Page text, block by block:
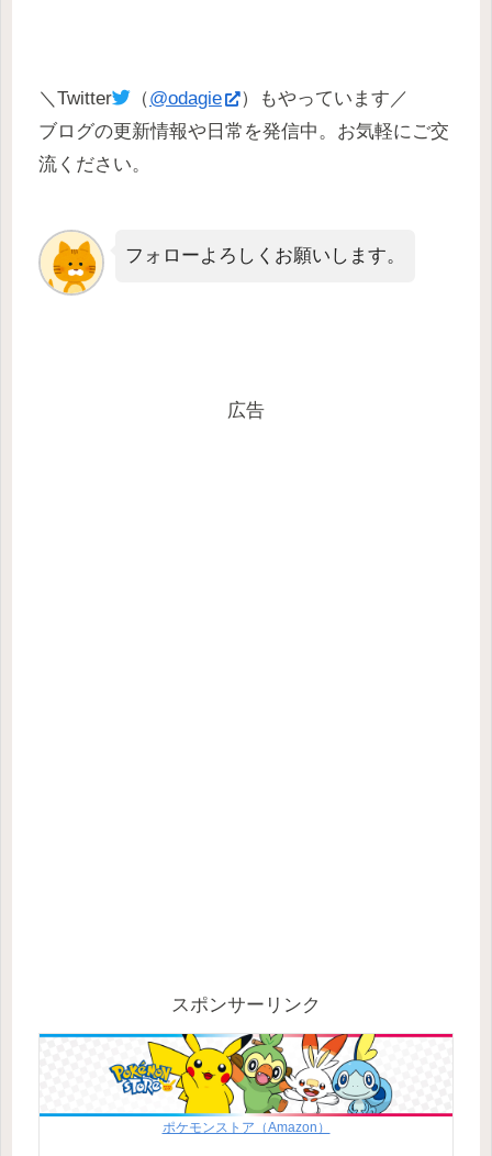
＼Twitter （@odagie
）もやっています／
ブログの更新情報や日常を発信中。お気軽にご交
流ください。
フォローよろしくお願いします。
広告
スポンサーリンク
ポケモンストア（Amazon）